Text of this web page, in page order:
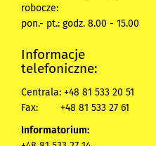
robocze:
pon.- pt.: godz. 8.00 - 15.00
Informacje
telefoniczne:
Centrala: +48 81 533 20 51
Fax:
+48 81 533 27 61
Informatorium: